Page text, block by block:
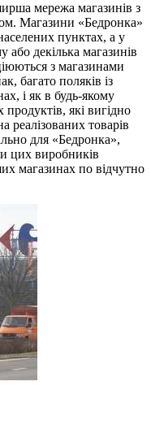
мережа магазинів з
Магазини «Бедронка»
пунктах, а у
або декілька магазинів
з магазинами
багато поляків із
і як в будь-якому
які вигідно
реалізованих товарів
для «Бедронка»,
цих виробників
магазинах по відчутно